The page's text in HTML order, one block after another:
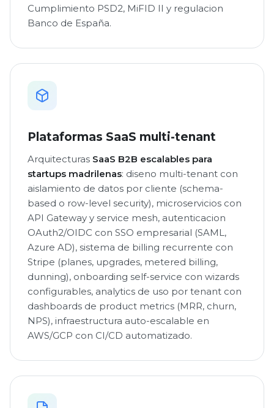
Cumplimiento PSD2, MiFID II y regulacion
Banco de España.
Plataformas SaaS multi-tenant
Arquitecturas SaaS B2B escalables para
startups madrilenas: diseno multi-tenant con
aislamiento de datos por cliente (schema-
based o row-level security), microservicios con
API Gateway y service mesh, autenticacion
OAuth2/OIDC con SSO empresarial (SAML,
Azure AD), sistema de billing recurrente con
Stripe (planes, upgrades, metered billing,
dunning), onboarding self-service con wizards
configurables, analytics de uso por tenant con
dashboards de product metrics (MRR, churn,
NPS), infraestructura auto-escalable en
AWS/GCP con CI/CD automatizado.